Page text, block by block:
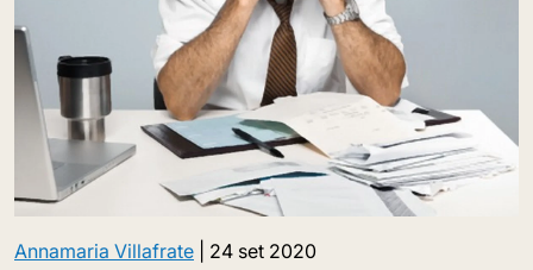
Annamaria Villafrate 24 set 2020